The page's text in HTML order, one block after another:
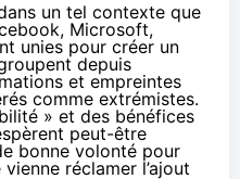
un tel contexte que
Microsoft,
unies pour créer un
depuis
et empreintes
comme extrémistes.
» et des bénéfices
peut-être
bonne volonté pour
réclamer l’ajout